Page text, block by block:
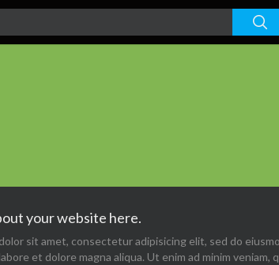
your website here.
sit amet, consectetur adipisicing elit, sed do
et dolore magna aliqua. Ut enim ad minim veniam,